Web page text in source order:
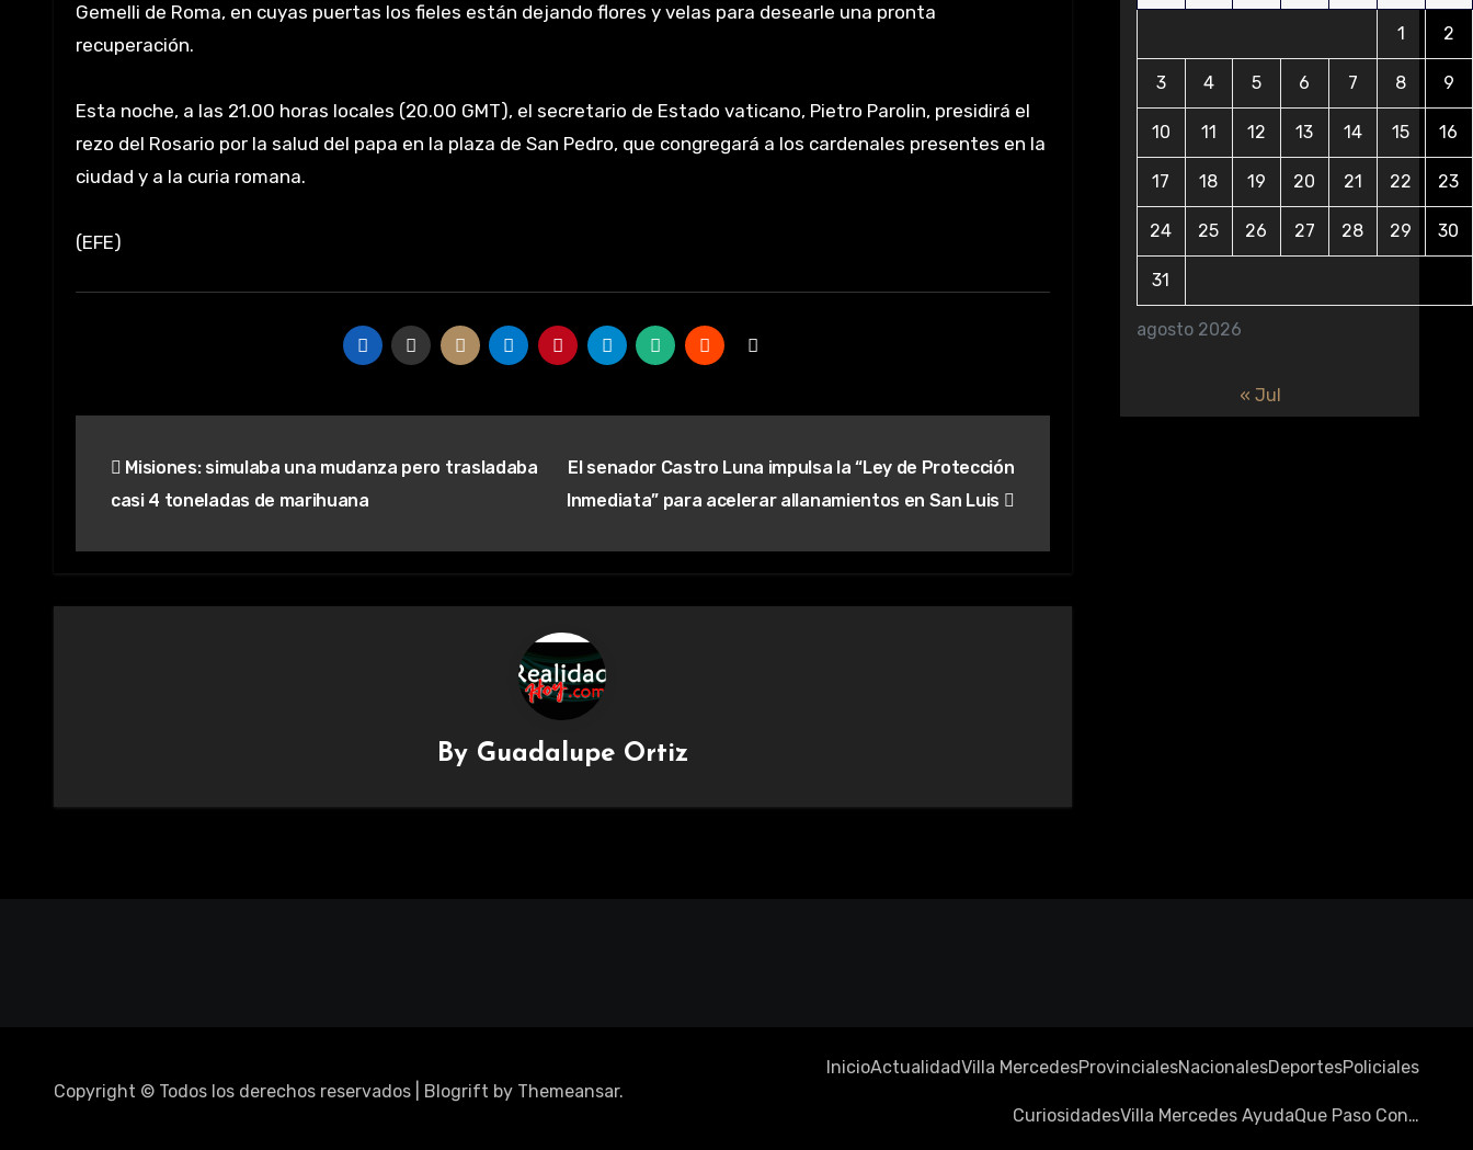
Gemelli de Roma, en cuyas puertas los fieles están dejando flores y velas para desearle una pronta
recuperación.
Esta noche, a las 21.00 horas locales (20.00 GMT), el secretario de Estado vaticano, Pietro Parolin, presidirá el
rezo del Rosario por la salud del papa en la plaza de San Pedro, que congregará a los cardenales presentes en la
ciudad y a la curia romana.
(EFE)
de Misiones: simulaba una mudanza pero trasladaba
casi 4 toneladas de marihuana
El senador Castro Luna impulsa la “Ley de Protección
Inmediata” para acelerar allanamientos en San Luis
By Guadalupe Ortiz
agosto 2026
1 2
3 4 5 6 7 8 9
10 11 12 13 14 15 16
17 18 19 20 21 22 23
24 25 26 27 28 29 30
31
« Jul
Copyright © Todos los derechos reservados Blogrift by Themeansar.
InicioActualidadVilla MercedesProvincialesNacionalesDeportesPoliciales
CuriosidadesVilla Mercedes AyudaQue Paso Con…